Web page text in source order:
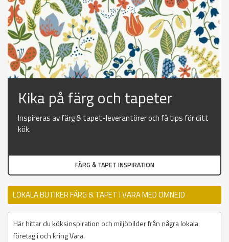
Kika på färg och tapeter
Inspireras av färg & tapet-leverantörer och få tips för ditt
kök.
FÄRG & TAPET INSPIRATION
LOKALA BUTIKER FÄRG & TAPET I VARA MED OMNEJD
Här hittar du köksinspiration och miljöbilder från några lokala
företag i och kring Vara.